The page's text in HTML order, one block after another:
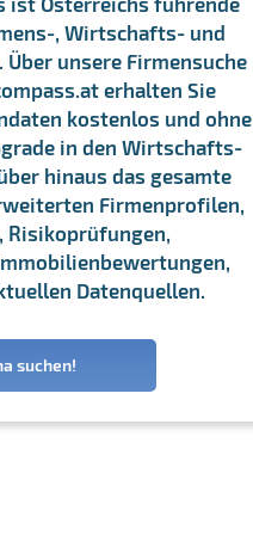
, Wirtschafts- und
unsere Firmensuche
erhalten Sie
kostenlos und ohne
in den Wirtschafts-
hinaus das gesamte
Firmenprofilen,
Risikoprüfungen,
Datenquellen.
suchen!